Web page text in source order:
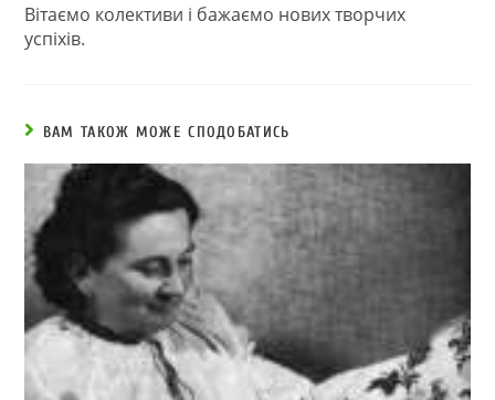
Вітаємо колективи і бажаємо нових творчих
успіхів.
ВАМ ТАКОЖ МОЖЕ СПОДОБАТИСЬ